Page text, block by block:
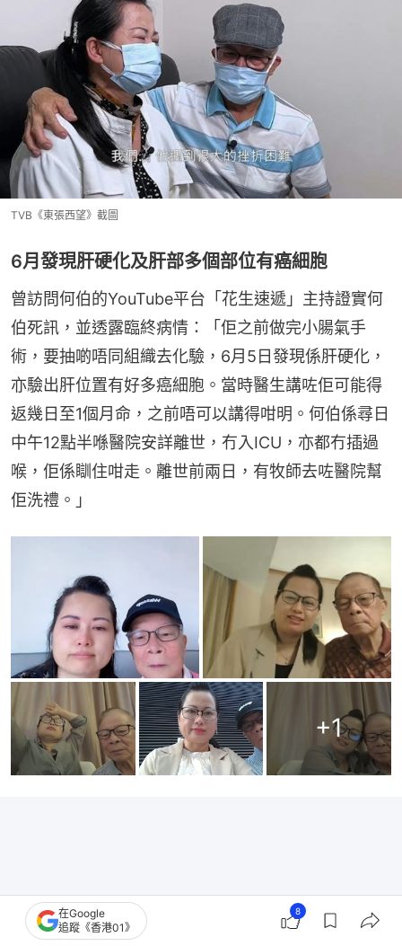
TVB《東張西望》截圖
6月發現肝硬化及肝部多個部位有癌細胞
曾訪問何伯的YouTube平台「花生速遞」主持證實何
伯死訊，並透露臨終病情：「佢之前做完小腸氣手
術，要抽啲唔同組織去化驗，6月5日發現係肝硬化，
亦驗出肝位置有好多癌細胞。當時醫生講咗佢可能得
返幾日至1個月命，之前唔可以講得咁明。何伯係尋日
中午12點半喺醫院安詳離世，冇入ICU，亦都冇插過
喉，佢係瞓住咁走。離世前兩日，有牧師去咗醫院幫
佢洗禮。」
+1
在Google
追蹤《香港01》
8